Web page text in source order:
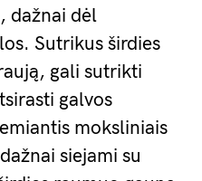
dažnai dėl
Sutrikus širdies
gali sutrikti
galvos
moksliniais
siejami su